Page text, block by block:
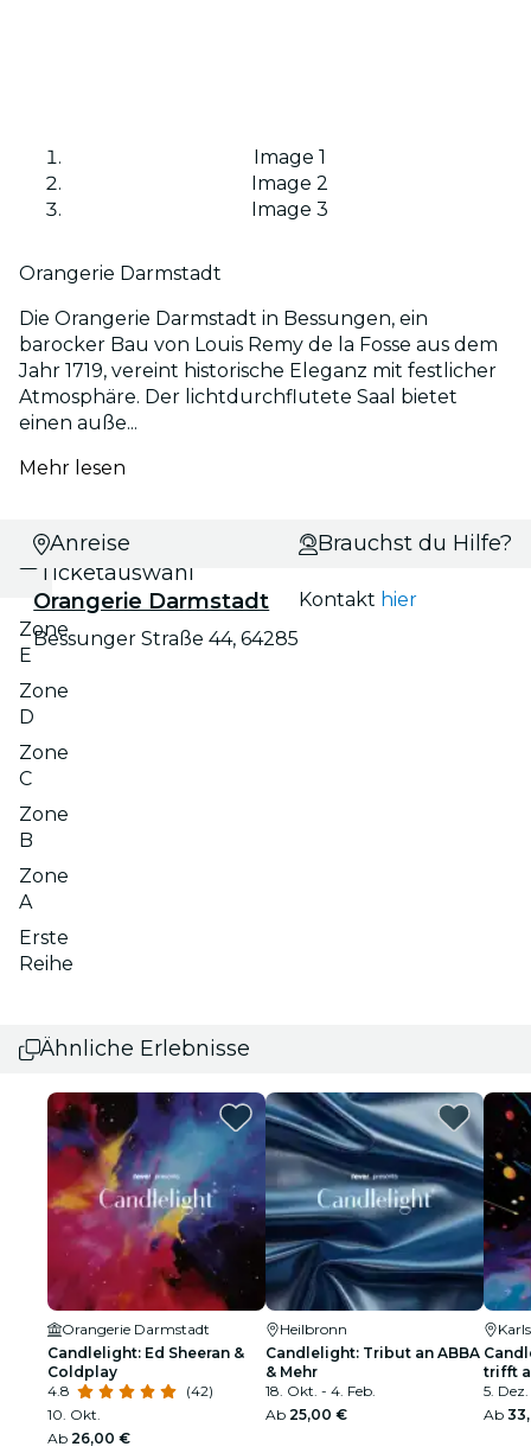
Image 1
Image 2
Image 3
Orangerie Darmstadt
Die Orangerie Darmstadt in Bessungen, ein
barocker Bau von Louis Remy de la Fosse aus dem
Jahr 1719, vereint historische Eleganz mit festlicher
Atmosphäre. Der lichtdurchflutete Saal bietet
einen auße...
Mehr lesen
Datums- und
Ticketauswahl
Zone
E
Zone
D
Zone
C
Zone
B
Zone
A
Erste
Reihe
Anreise
Orangerie Darmstadt
Bessunger Straße 44, 64285
Brauchst du Hilfe?
Kontakt hier
Ähnliche Erlebnisse
Orangerie Darmstadt
Candlelight: Ed Sheeran &
Coldplay
4.8
(42)
10. Okt.
Ab 26,00 €
Heilbronn
Candlelight: Tribut an ABBA
& Mehr
18. Okt. - 4. Feb.
Ab 25,00 €
trifft
5. Dez.
Ab